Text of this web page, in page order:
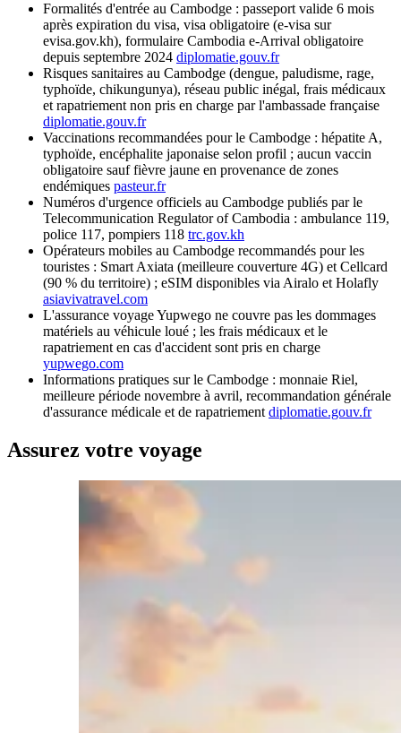
Formalités d'entrée au Cambodge : passeport valide 6 mois
après expiration du visa, visa obligatoire (e-visa sur
evisa.gov.kh), formulaire Cambodia e-Arrival obligatoire
depuis septembre 2024 diplomatie.gouv.fr
Risques sanitaires au Cambodge (dengue, paludisme, rage,
typhoïde, chikungunya), réseau public inégal, frais médicaux
et rapatriement non pris en charge par l'ambassade française
diplomatie.gouv.fr
Vaccinations recommandées pour le Cambodge : hépatite A,
typhoïde, encéphalite japonaise selon profil ; aucun vaccin
obligatoire sauf fièvre jaune en provenance de zones
endémiques pasteur.fr
Numéros d'urgence officiels au Cambodge publiés par le
Telecommunication Regulator of Cambodia : ambulance 119,
police 117, pompiers 118 trc.gov.kh
Opérateurs mobiles au Cambodge recommandés pour les
touristes : Smart Axiata (meilleure couverture 4G) et Cellcard
(90 % du territoire) ; eSIM disponibles via Airalo et Holafly
asiavivatravel.com
L'assurance voyage Yupwego ne couvre pas les dommages
matériels au véhicule loué ; les frais médicaux et le
rapatriement en cas d'accident sont pris en charge
yupwego.com
Informations pratiques sur le Cambodge : monnaie Riel,
meilleure période novembre à avril, recommandation générale
d'assurance médicale et de rapatriement diplomatie.gouv.fr
Assurez votre voyage